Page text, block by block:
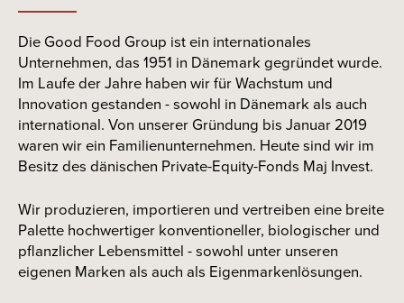
Die Good Food Group ist ein internationales
Unternehmen, das 1951 in Dänemark gegründet wurde.
Im Laufe der Jahre haben wir für Wachstum und
Innovation gestanden - sowohl in Dänemark als auch
international. Von unserer Gründung bis Januar 2019
waren wir ein Familienunternehmen. Heute sind wir im
Besitz des dänischen Private-Equity-Fonds Maj Invest.
Wir produzieren, importieren und vertreiben eine breite
Palette hochwertiger konventioneller, biologischer und
pflanzlicher Lebensmittel - sowohl unter unseren
eigenen Marken als auch als Eigenmarkenlösungen.